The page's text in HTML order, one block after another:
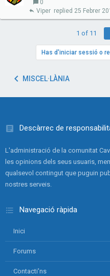
0
25 Febrer
Viper
1 of 11
Has d'iniciar sessió o
MISCEL·LÀNIA
Descàrrec de
L'administració de la comunitat
les opinions dels seus usuaris,
qualsevol contingut que puguin
nostres serveis.
Navegació ràpida
Inici
Forums
Contacti'ns